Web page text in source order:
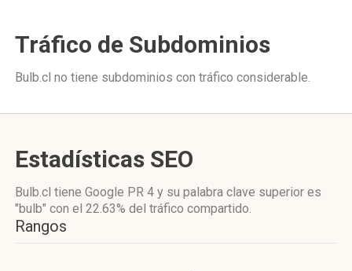
Tráfico de Subdominios
Bulb.cl no tiene subdominios con tráfico considerable.
Estadísticas SEO
Bulb.cl tiene Google PR 4 y su palabra clave superior es
"bulb" con el 22.63% del tráfico compartido.
Rangos